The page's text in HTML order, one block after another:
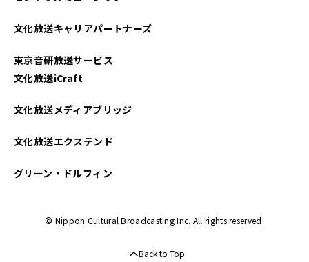
文化放送キャリアパートナーズ
東京音研放送サービス
文化放送iCraft
文化放送メディアブリッジ
文化放送エクステンド
グリーン・ドルフィン
© Nippon Cultural Broadcasting Inc. All rights reserved.
Back to Top